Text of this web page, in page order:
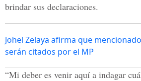
brindar sus declaraciones.
Johel Zelaya afirma que
serán citados por el MP
“Mi deber es venir aquí a indagar